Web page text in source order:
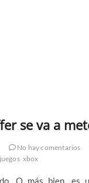
se va a
No hay comentarios
xbox